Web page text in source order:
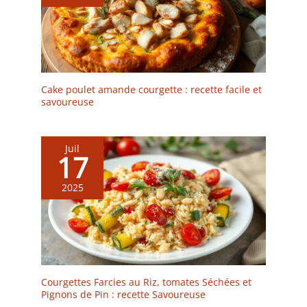
287,8 °C, et sont sans
plomb et sans cadmium.
Parfaites pour un usage
quotidien, elles passent
au micro-ondes, au four
et au lave-vaisselle,
assurant commodité et
Cadeau idéal pour les
amateurs de nourriture :
un excellent choix de
cadeau, cet ensemble est
un cadeau attentionné
pour une pendaison de
crémaillère, un mariage
ou un anniversaire. Sa
beauté et sa praticité en
tout intérieur 【Service
de satisfaction】Pour
Cake poulet amande courgette : recette facile et
savoureuse
Juil
17
2025
Courgettes Farcies au Riz, tomates Séchées et
Pignons de Pin : recette Savoureuse